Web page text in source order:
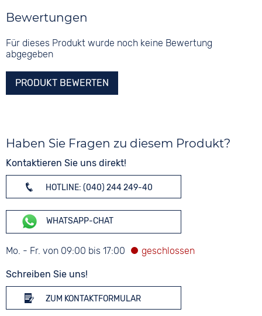
Bewertungen
Für dieses Produkt wurde noch keine Bewertung
abgegeben
PRODUKT BEWERTEN
Haben Sie Fragen zu diesem Produkt?
Kontaktieren Sie uns direkt!
HOTLINE: (040) 244 249-40
WHATSAPP-CHAT
Mo. - Fr. von 09:00 bis 17:00
Schreiben Sie uns!
ZUM KONTAKTFORMULAR